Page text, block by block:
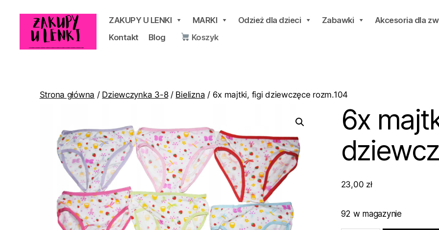
ZAKUPY U LENKI MARKI Odzież dla dzieci Zabawki
Akcesoria dla
Kontakt
Blog Koszyk
Strona główna / Dziewczynka 3-8/ Bielizna / 6x majtki, figi dziewczęce rozm.104
6x
23,00 zł
92 w magazynie